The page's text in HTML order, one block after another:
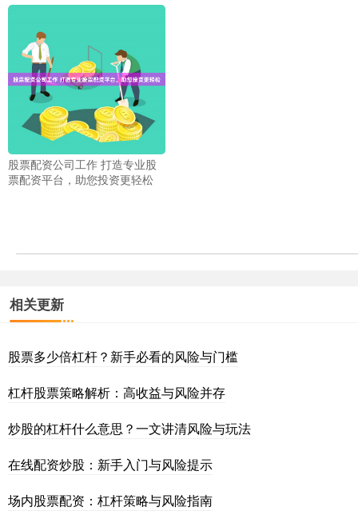
股票配资公司工作 打造专业股
票配资平台，助您投资更轻松
相关更新
股票多少倍杠杆？新手必看的风险与门槛
杠杆股票策略解析：高收益与风险并存
炒股的杠杆什么意思？一文讲清风险与玩法
在线配资炒股：新手入门与风险提示
场内股票配资：杠杆策略与风险指南